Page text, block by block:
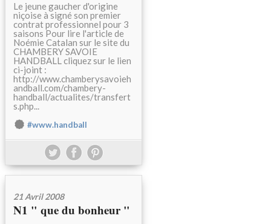
Le jeune gaucher d'origine
niçoise à signé son premier
contrat professionnel pour 3
saisons Pour lire l'article de
Noémie Catalan sur le site du
CHAMBERY SAVOIE
HANDBALL cliquez sur le lien
ci-joint :
http://www.chamberysavoieh
andball.com/chambery-
handball/actualites/transfert
s.php...
#www.handball
21 Avril 2008
N1 " que du bonheur "